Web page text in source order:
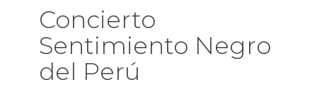
Concierto
Sentimiento Negro
del Perú